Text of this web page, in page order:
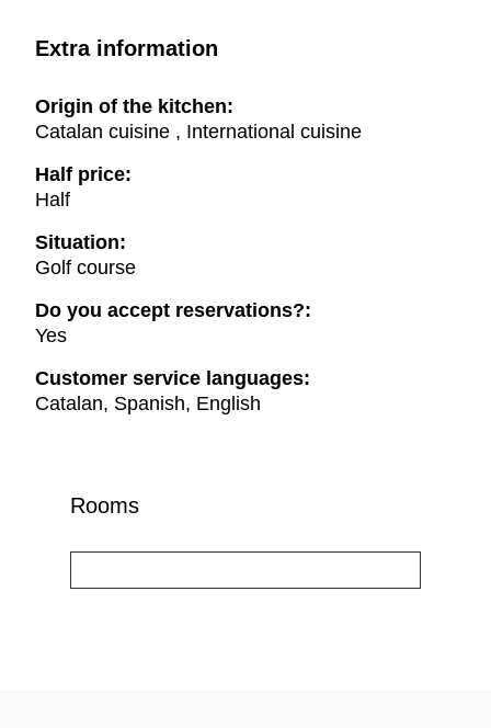
Extra information
Origin of the kitchen:
Catalan cuisine , International cuisine
Half price:
Half
Situation:
Golf course
Do you accept reservations?:
Yes
Customer service languages:
Catalan, Spanish, English
Rooms